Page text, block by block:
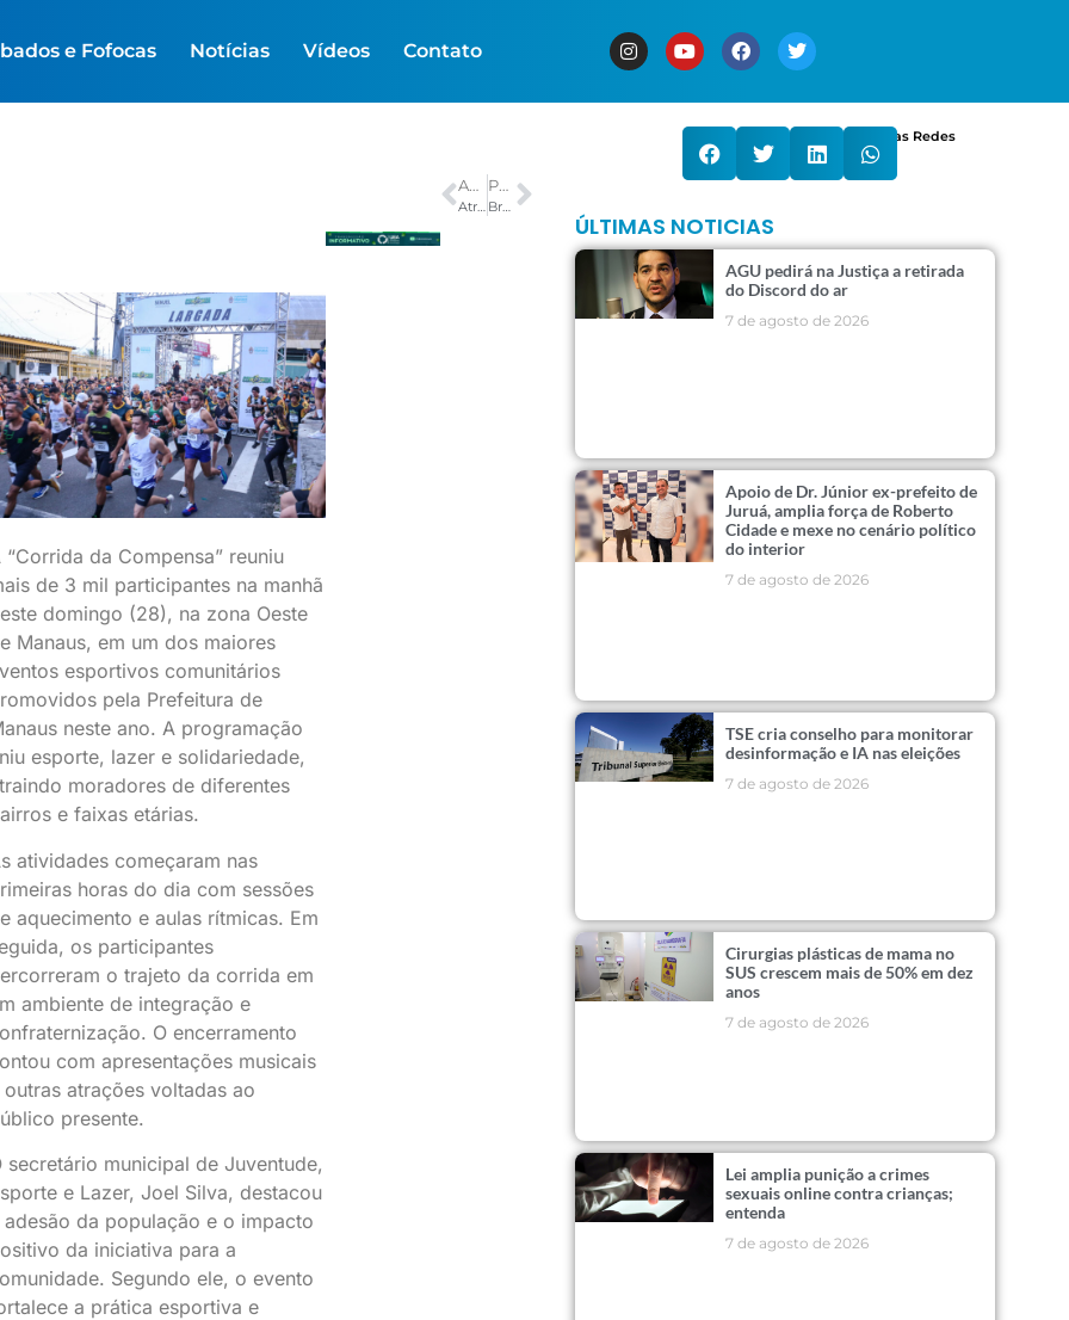
e Fofocas Notícias Vídeos Contato
“Corrida da Compensa” reuniu
de 3 mil participantes na manhã
domingo (28), na zona Oeste
Manaus, em um dos maiores
esportivos comunitários
pela Prefeitura de
neste ano. A programação
esporte, lazer e solidariedade,
moradores de diferentes
e faixas etárias.
atividades começaram nas
horas do dia com sessões
aquecimento e aulas rítmicas. Em
os participantes
o trajeto da corrida em
ambiente de integração e
O encerramento
com apresentações musicais
outras atrações voltadas ao
presente.
secretário municipal de Juventude,
e Lazer, Joel Silva, destacou
adesão da população e o impacto
da iniciativa para a
Segundo ele, o evento
a prática esportiva e
ANTERIOR
Atriz da Globo revela diagnóstico de câncer aos 32 anos
PRÓXIMO
Brasil e Japão se enfrentam hoje no mata-mata; veja jogos da Copa
Compartilhe nas Redes
ÚLTIMAS NOTICIAS
AGU pedirá na Justiça a retirada
do Discord do ar
7 de agosto de 2026
Apoio de Dr. Júnior ex-prefeito de
Juruá, amplia força de Roberto
Cidade e mexe no cenário político
do interior
7 de agosto de 2026
TSE cria conselho para monitorar
desinformação e IA nas eleições
7 de agosto de 2026
Cirurgias plásticas de mama no
SUS crescem mais de 50% em dez
anos
7 de agosto de 2026
Lei amplia punição a crimes
sexuais online contra crianças;
entenda
7 de agosto de 2026